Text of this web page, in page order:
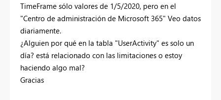
TimeFrame sólo valores de 1/5/2020, pero en el
"Centro de administración de Microsoft 365" Veo datos
diariamente.
¿Alguien por qué en la tabla "UserActivity" es solo un
día? está relacionado con las limitaciones o estoy
haciendo algo mal?
Gracias